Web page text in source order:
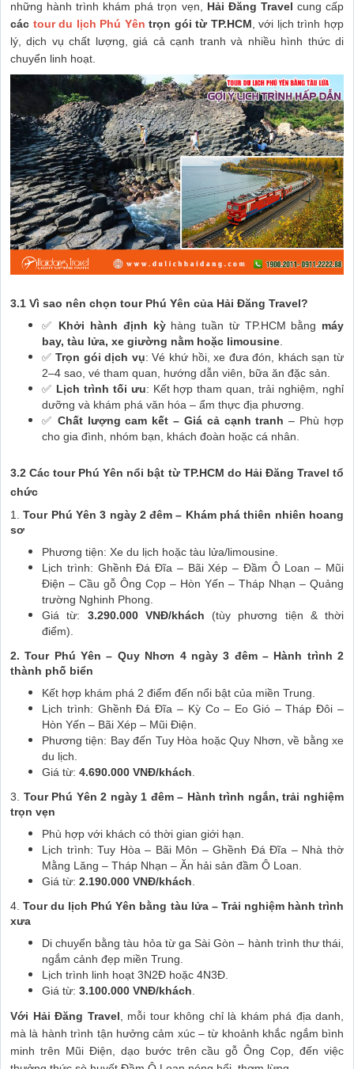
những hành trình khám phá trọn vẹn, Hải Đăng Travel cung cấp
các tour du lịch Phú Yên trọn gói từ TP.HCM, với lịch trình hợp
lý, dịch vụ chất lượng, giá cả cạnh tranh và nhiều hình thức di
chuyển linh hoạt.
3.1 Vì sao nên chọn tour Phú Yên của Hải Đăng Travel?
✅ Khởi hành định kỳhàng tuần từ TP.HCM bằng máy
bay, tàu lửa, xe giường nằm hoặc limousine.
✅Trọn gói dịch vụ: Vé khứ hồi, xe đưa đón, khách sạn từ
2–4 sao, vé tham quan, hướng dẫn viên, bữa ăn đặc sản.
✅ Lịch trình tối ưu: Kết hợp tham quan, trải nghiệm, nghỉ
dưỡng và khám phá văn hóa – ẩm thực địa phương.
✅ Chất lượng cam kết – Giá cả cạnh tranh – Phù hợp
cho gia đình, nhóm bạn, khách đoàn hoặc cá nhân.
3.2 Các tour Phú Yên nổi bật từ TP.HCM do Hải Đăng Travel tổ
chức
1.Tour Phú Yên 3 ngày 2 đêm – Khám phá thiên nhiên hoang
sơ
Phương tiện: Xe du lịch hoặc tàu lửa/limousine.
Lịch trình: Ghềnh Đá Đĩa – Bãi Xép – Đầm Ô Loan – Mũi
Điện – Cầu gỗ Ông Cọp – Hòn Yến – Tháp Nhạn – Quảng
trường Nghinh Phong.
Giá từ: 3.290.000 VNĐ/khách (tùy phương tiện & thời
điểm).
2.Tour Phú Yên – Quy Nhơn 4 ngày 3 đêm – Hành trình 2
thành phố biển
Kết hợp khám phá 2 điểm đến nổi bật của miền Trung.
Lịch trình: Ghềnh Đá Đĩa – Kỳ Co – Eo Gió – Tháp Đôi –
Hòn Yến – Bãi Xép – Mũi Điện.
Phương tiện: Bay đến Tuy Hòa hoặc Quy Nhơn, về bằng xe
du lịch.
Giá từ: 4.690.000 VNĐ/khách.
3. Tour Phú Yên 2 ngày 1 đêm – Hành trình ngắn, trải nghiệm
trọn vẹn
Phù hợp với khách có thời gian giới hạn.
Lịch trình: Tuy Hòa – Bãi Môn – Ghềnh Đá Đĩa – Nhà thờ
Mằng Lăng – Tháp Nhạn – Ăn hải sản đầm Ô Loan.
Giá từ: 2.190.000 VNĐ/khách.
4.Tour du lịch Phú Yên bằng tàu lửa – Trải nghiệm hành trình
xưa
Di chuyển bằng tàu hỏa từ ga Sài Gòn – hành trình thư thái,
ngắm cảnh đẹp miền Trung.
Lịch trình linh hoạt 3N2Đ hoặc 4N3Đ.
Giá từ: 3.100.000 VNĐ/khách.
Với Hải Đăng Travel, mỗi tour không chỉ là khám phá địa danh,
mà là hành trình tận hưởng cảm xúc – từ khoảnh khắc ngắm bình
minh trên Mũi Điện, dạo bước trên cầu gỗ Ông Cọp, đến việc